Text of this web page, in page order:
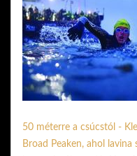
50 méterre a csúcstól -
Broad Peaken, ahol